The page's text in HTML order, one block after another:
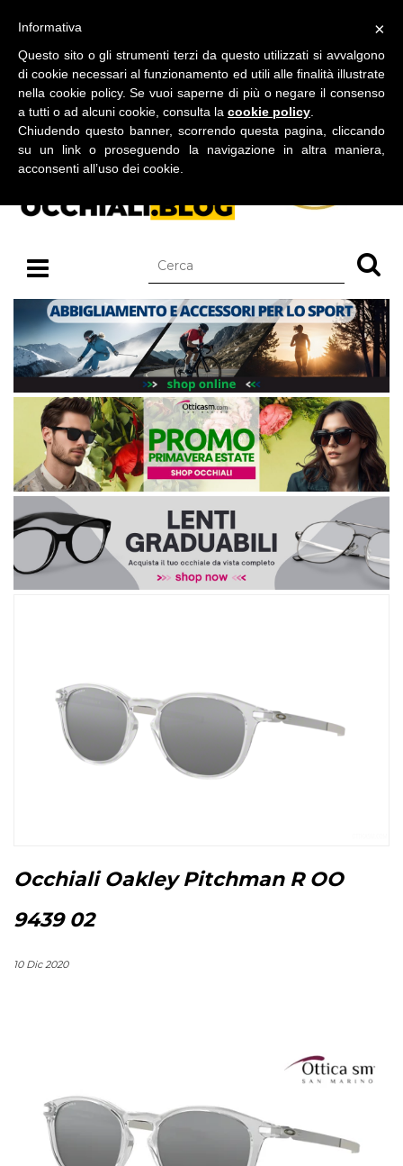
BLOG SU OCCHIALI DA SOLE E OCCHIALI DA VISTA
Occhiali Oakley Pitchman R OO
9439 02
10 Dic 2020
×
Informativa
Questo sito o gli strumenti terzi da questo utilizzati si avvalgono
di cookie necessari al funzionamento ed utili alle finalità illustrate
nella cookie policy. Se vuoi saperne di più o negare il consenso
a tutti o ad alcuni cookie, consulta la cookie policy
Chiudendo questo banner, scorrendo questa pagina, cliccando
su un link o proseguendo la navigazione in altra maniera,
acconsenti all’uso dei cookie.